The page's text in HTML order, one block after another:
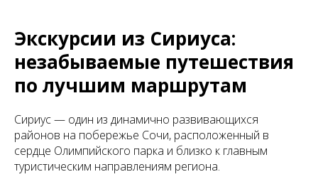
Экскурсии из Сириуса:
незабываемые путешествия
по лучшим маршрутам
Сириус — один из динамично развивающихся
районов на побережье Сочи, расположенный в
сердце Олимпийского парка и близко к главным
туристическим направлениям региона.